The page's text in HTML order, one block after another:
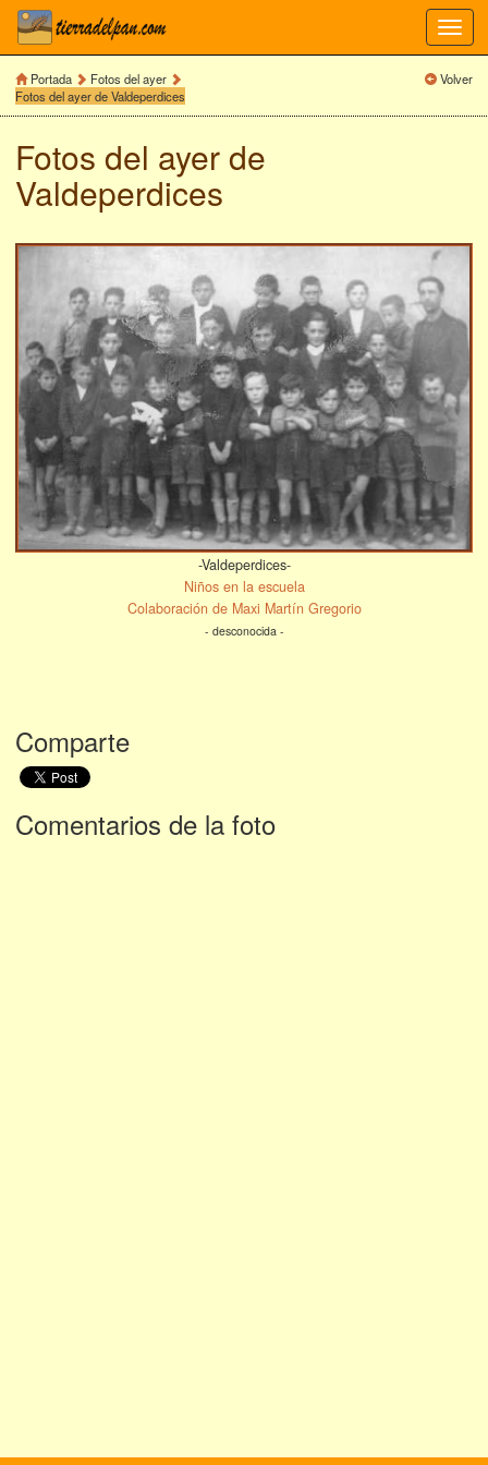
Portada
Fotos del ayer
Fotos del ayer de Valdeperdices
Volver
Fotos del ayer de
Valdeperdices
-Valdeperdices-
Niños en la escuela
Colaboración de Maxi Martín Gregorio
- desconocida -
Comparte
Comentarios de la foto